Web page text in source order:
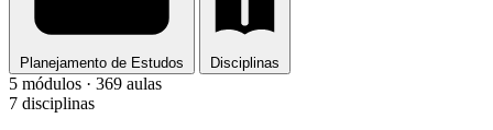
Planejamento de Estudos Disciplinas
5 módulos · 369 aulas
7 disciplinas